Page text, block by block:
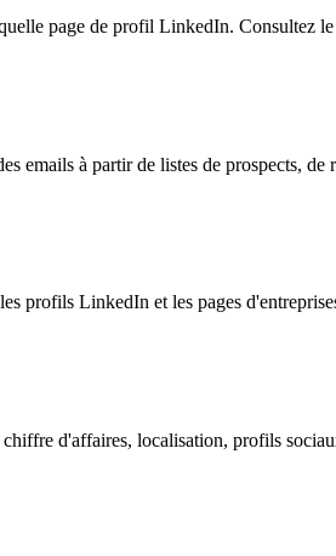
page de profil LinkedIn. Consultez
à partir de listes de prospects, de
profils LinkedIn et les pages
d'affaires, localisation, profils